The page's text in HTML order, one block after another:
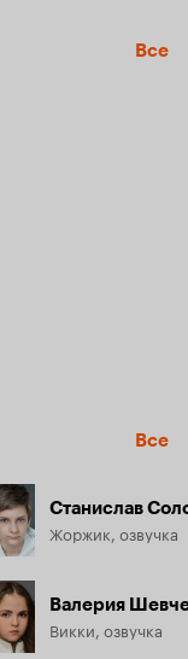
Все
Все
Станислав
Жоржик, озвучка
Валерия
Викки, озвучка